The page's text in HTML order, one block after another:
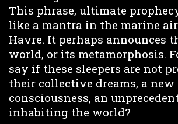
This phrase, ultimate
like a mantra in the marine
Havre. It perhaps announces
world, or its metamorphosis.
say if these sleepers are not
their collective dreams, a
consciousness, an
inhabiting the world?